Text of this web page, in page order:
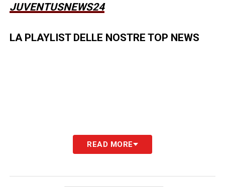
JUVENTUSNEWS24
LA PLAYLIST DELLE NOSTRE TOP NEWS
READ MORE